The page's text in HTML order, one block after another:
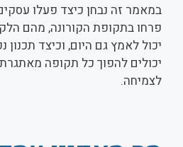
במאמר זה נבחן כיצד פעלו
פרחו בתקופת הקורונה, מהם
יכול לאמץ גם היום, וכיצד תכנון
יכולים להפוך כל תקופה
לצמיחה.